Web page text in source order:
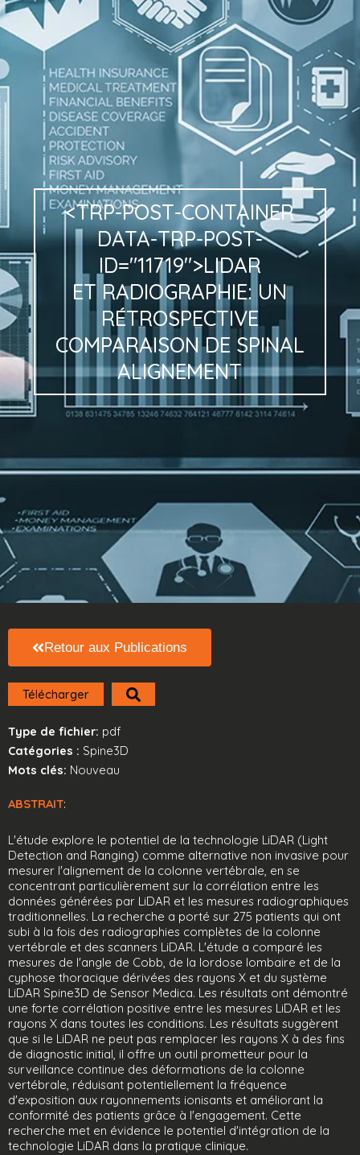
<TRP-POST-CONTAINER
DATA-TRP-POST-
ID="11719">LIDAR
ET RADIOGRAPHIE: UN
RÉTROSPECTIVE
COMPARAISON DE SPINAL
ALIGNEMENT
Retour aux Publications
ABSTRAIT:
L'étude explore le potentiel de la technologie LiDAR (Light
Detection and Ranging) comme alternative non invasive pour
mesurer l'alignement de la colonne vertébrale, en se
concentrant particulièrement sur la corrélation entre les
données générées par LiDAR et les mesures radiographiques
traditionnelles. La recherche a porté sur 275 patients qui ont
subi à la fois des radiographies complètes de la colonne
vertébrale et des scanners LiDAR. L'étude a comparé les
mesures de l'angle de Cobb, de la lordose lombaire et de la
cyphose thoracique dérivées des rayons X et du système
LiDAR Spine3D de Sensor Medica. Les résultats ont démontré
une forte corrélation positive entre les mesures LiDAR et les
rayons X dans toutes les conditions. Les résultats suggèrent
que si le LiDAR ne peut pas remplacer les rayons X à des fins
de diagnostic initial, il offre un outil prometteur pour la
surveillance continue des déformations de la colonne
vertébrale, réduisant potentiellement la fréquence
d'exposition aux rayonnements ionisants et améliorant la
conformité des patients grâce à l'engagement. Cette
recherche met en évidence le potentiel d'intégration de la
technologie LiDAR dans la pratique clinique.
Télécharger
Type de fichier: pdf
Catégories : Spine3D
Mots clés: Nouveau